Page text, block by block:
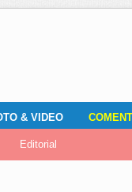
localnicilor
EditorialLocuri de muncă
& VIDEO